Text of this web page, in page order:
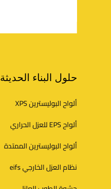
ر
و
ا
ب
حلول البناء الحديثة
ألواح البوليسترين XPS
ألواح EPS للعزل الحراري
ألواح البوليسترين الممتدة
نظام العزل الخارجي eifs